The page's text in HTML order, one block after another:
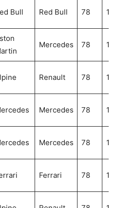
Bull Red Bull 78
Mercedes 78
Renault 78
Mercedes 78
Mercedes 78
Ferrari 78